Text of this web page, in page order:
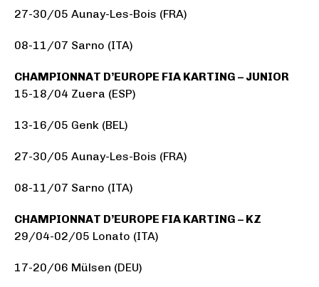
27-30/05 Aunay-Les-Bois (FRA)
08-11/07 Sarno (ITA)
CHAMPIONNAT D’EUROPE FIA KARTING – JUNIOR
15-18/04 Zuera (ESP)
13-16/05 Genk (BEL)
27-30/05 Aunay-Les-Bois (FRA)
08-11/07 Sarno (ITA)
CHAMPIONNAT D’EUROPE FIA KARTING – KZ
29/04-02/05 Lonato (ITA)
17-20/06 Mülsen (DEU)